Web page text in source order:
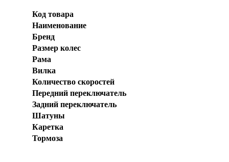
Код товара
Наименование
Бренд
Размер колеc
Рама
Вилка
Количество скоростей
Передний переключатель
Задний переключатель
Шатуны
Каретка
Тормоза